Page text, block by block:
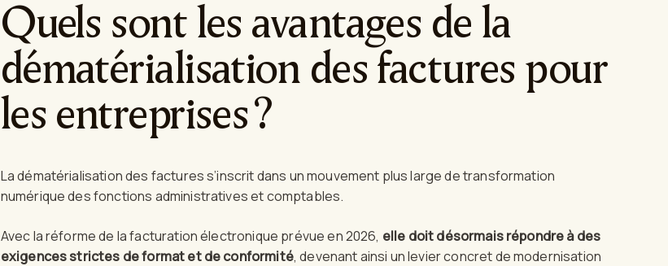
Quels sont les avantages de la
dématérialisation des factures pour
les entreprises ?
La dématérialisation des factures s’inscrit dans un mouvement plus large de transformation
numérique des fonctions administratives et comptables.
Avec la réforme de la facturation électronique prévue en 2026, elle doit désormais répondre à des
exigences strictes de format et de conformité, devenant ainsi un levier concret de modernisation